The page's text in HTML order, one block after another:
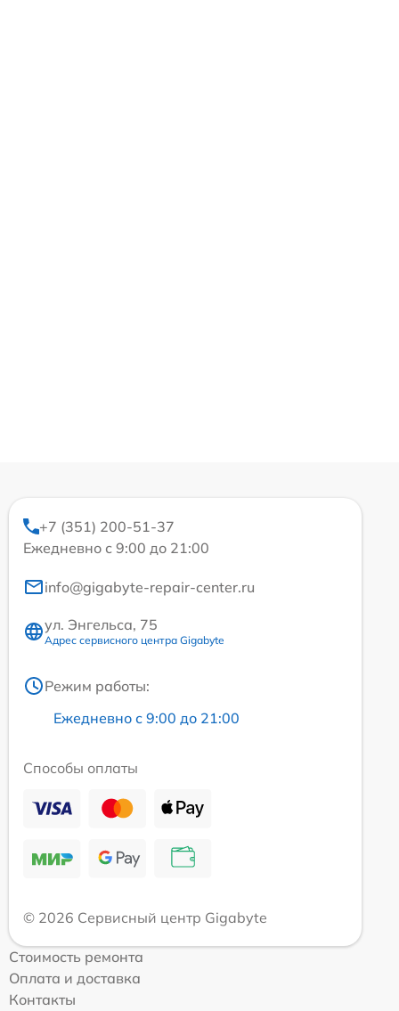
+7 (351) 200-51-37
Ежедневно с 9:00 до 21:00
info@gigabyte-repair-center.ru
ул. Энгельса, 75
Адрес сервисного центра Gigabyte
Режим работы:
Ежедневно с 9:00 до 21:00
Способы оплаты
© 2026 Сервисный центр Gigabyte
Стоимость ремонта
Оплата и доставка
Контакты